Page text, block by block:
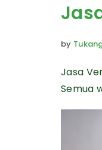
by
Jasa
Semua